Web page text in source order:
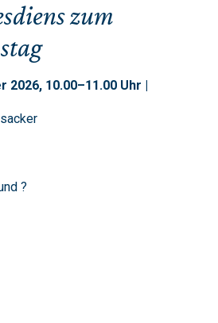
zum
10.00–11.00 Uhr |
?